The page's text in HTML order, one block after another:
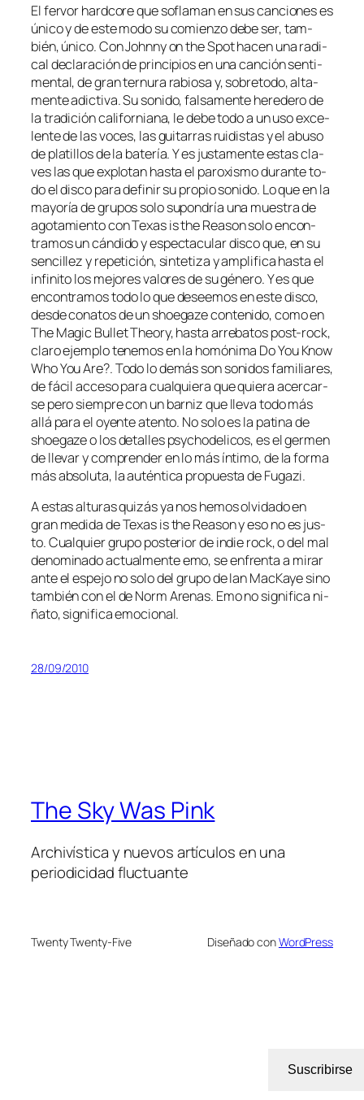
El fer­vor hard­co­re que so­fla­man en sus can­cio­nes es
úni­co y de es­te mo­do su co­mien­zo de­be ser, tam­
bién, úni­co. Con Johnny on the Spot ha­cen una ra­di­
cal de­cla­ra­ción de prin­ci­pios en una can­ción sen­ti­
men­tal, de gran ter­nu­ra ra­bio­sa y, so­bre­to­do, al­ta­
men­te adic­ti­va. Su so­ni­do, fal­sa­men­te he­re­de­ro de
la tra­di­ción ca­li­for­nia­na, le de­be to­do a un uso ex­ce­
len­te de las vo­ces, las gui­ta­rras rui­dis­tas y el abu­so
de pla­ti­llos de la ba­te­ría. Y es jus­ta­men­te es­tas cla­
ves las que ex­plo­tan has­ta el pa­ro­xis­mo du­ran­te to­
do el dis­co pa­ra de­fi­nir su pro­pio so­ni­do. Lo que en la
ma­yo­ría de gru­pos so­lo su­pon­dría una mues­tra de
ago­ta­mien­to con Texas is the Reason so­lo en­con­
tra­mos un cán­di­do y es­pec­ta­cu­lar dis­co que, en su
sen­ci­llez y re­pe­ti­ción, sin­te­ti­za y am­pli­fi­ca has­ta el
in­fi­ni­to los me­jo­res va­lo­res de su gé­ne­ro. Y es que
en­con­tra­mos to­do lo que desee­mos en es­te dis­co,
des­de co­na­tos de un shoe­ga­ze con­te­ni­do, co­mo en
The Magic Bullet Theory, has­ta arre­ba­tos post-rock,
cla­ro ejem­plo te­ne­mos en la ho­mó­ni­ma Do You Know
Who You Are?. Todo lo de­más son so­ni­dos fa­mi­lia­res,
de fá­cil ac­ce­so pa­ra cual­quie­ra que quie­ra acer­car­
se pe­ro siem­pre con un bar­niz que lle­va to­do más
allá pa­ra el oyen­te aten­to. No so­lo es la pa­ti­na de
shoe­ga­ze o los de­ta­lles psy­cho­de­li­cos, es el ger­men
de lle­var y com­pren­der en lo más ín­ti­mo, de la for­ma
más ab­so­lu­ta, la au­tén­ti­ca pro­pues­ta de Fugazi.
A es­tas al­tu­ras qui­zás ya nos he­mos ol­vi­da­do en
gran me­di­da de Texas is the Reason y eso no es jus­
to. Cualquier gru­po pos­te­rior de in­die rock, o del mal
de­no­mi­na­do ac­tual­men­te emo, se en­fren­ta a mi­rar
an­te el es­pe­jo no so­lo del gru­po de Ian MacKaye sino
tam­bién con el de Norm Arenas. Emo no sig­ni­fi­ca ni­
ña­to, sig­ni­fi­ca emocional.
28/09/2010
The Sky Was Pink
Archivística y nuevos artículos en una
periodicidad fluctuante
Twenty Twenty-Five Diseñado conWordPress
Suscribirse